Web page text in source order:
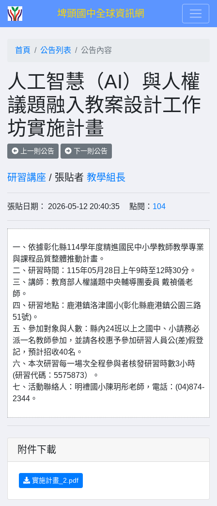
埤頭國中全球資訊網
首頁 公告列表 公告內容
人工智慧（AI）與人權
議題融入教案設計工作
坊實施計畫
上一則公告 下一則公告
研習講座 / 張貼者 教學組長
張貼日期： 2026-05-12 20:40:35 點閱： 104
一、依據彰化縣114學年度精進國民中小學教師教學專業
與課程品質整體推動計畫。
二、研習時間：115年05月28日上午9時至12時30分。
三、講師：教育部人權議題中央輔導團委員 戴禎儀老
師。
四、研習地點：鹿港鎮洛津國小(彰化縣鹿港鎮公園三路
51號)。
五、參加對象與人數：縣內24班以上之國中、小請務必
派一名教師參加，並請各校惠予參加研習人員公(差)假登
記，預計招收40名。
六、本次研習每一場次全程參與者核發研習時數3小時
(研習代碼：5575873）。
七、活動聯絡人：明禮國小陳玥彤老師，電話：(04)874-
2344。
附件下載
實施計畫_2.pdf